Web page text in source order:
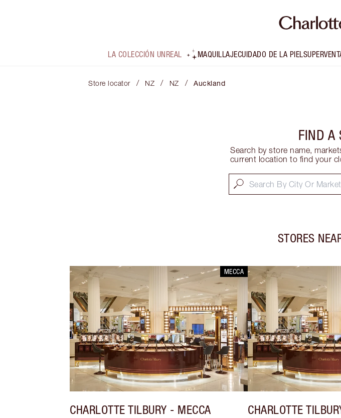
LA COLECCIÓN UNREAL MAQUILLAJECUIDADO DE LA PIEL
Store locator / NZ / NZ / Auckland
FIND A
Search by store name,
current location to find your
STORES
MECCA
CHARLOTTE TILBURY - MECCA CHARLOTTE